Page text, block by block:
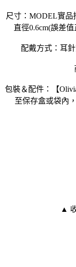
尺寸：MODEL實品
直徑0.6cm(誤差值
配戴方式：耳
包裝＆配件：【
至保存盒或袋內
▲